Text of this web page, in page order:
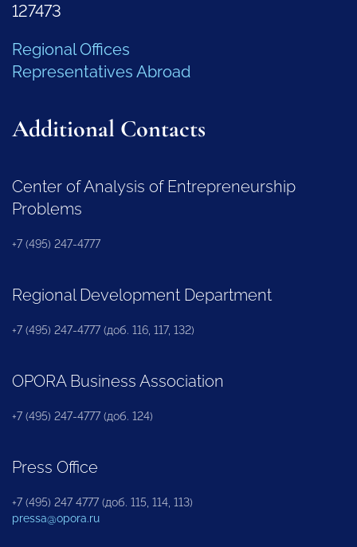
127473
Regional Offices
Representatives Abroad
Additional Contacts
Center of Analysis of Entrepreneurship
Problems
+7 (495) 247-4777
Regional Development Department
+7 (495) 247-4777 (доб. 116, 117, 132)
OPORA Business Association
+7 (495) 247-4777 (доб. 124)
Press Office
+7 (495) 247 4777 (доб. 115, 114, 113)
pressa@opora.ru